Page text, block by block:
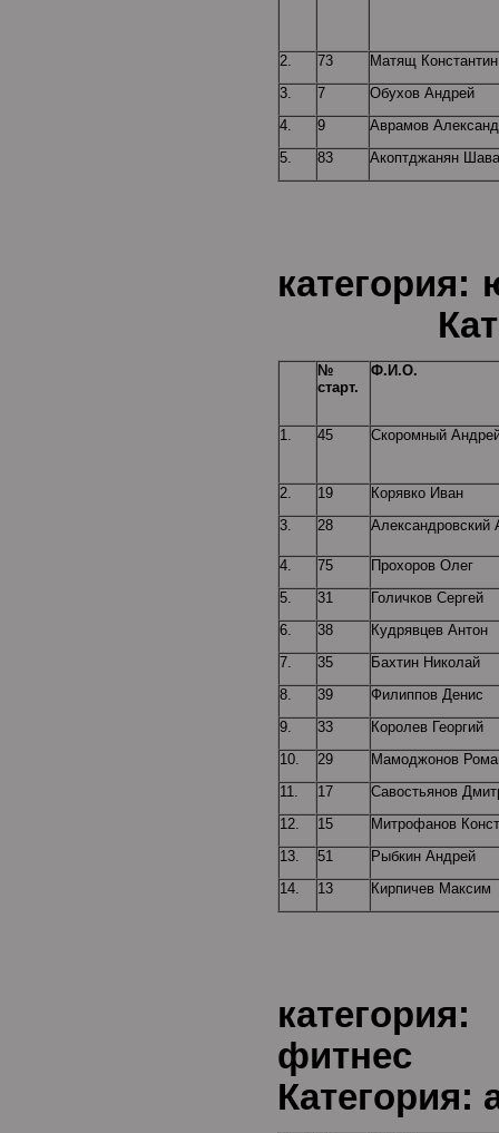
2. 73
Матящ Константин
3.
7
Обухов Андрей
4.
9
Аврамов
5.
83 Акоптджанян
№
старт.
Ф.И.О.
1. 45 Скоромный
2. 19
Корявко Иван
3.
28 Александровский
4. 75
Прохоров Олег
5.
31
Голичков Сергей
6.
38
Кудрявцев Антон
7.
35
Бахтин Николай
8.
39
Филиппов Денис
9.
33
Королев Георгий
10.
29
Мамоджонов
11.
17
Савостьянов
12.
15
Митрофанов
13.
51
Рыбкин Андрей
14.
13 Кирпичев Максим
Категория: